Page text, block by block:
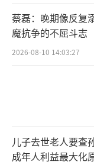
蔡磊：晚期像反复
魔抗争的不屈斗志
2026-08-10 14:03:27
儿子去世老人要查
成年人利益最大化